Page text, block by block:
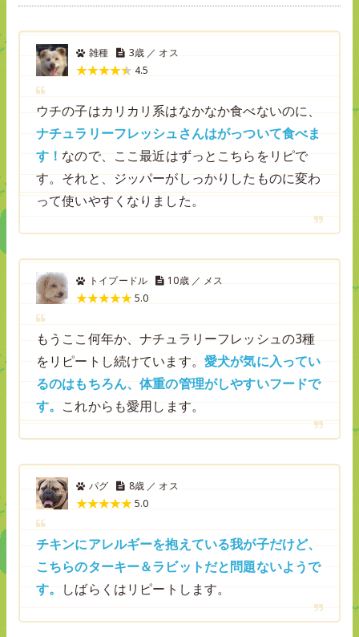
雑種
3歳 ／ オス
4.5
ウチの子はカリカリ系はなかなか食べないのに、
ナチュラリーフレッシュさんはがっついて食べま
す！ なので、ここ最近はずっとこちらをリピで
す。それと、ジッパーがしっかりしたものに変わ
って使いやすくなりました。
トイプードル
10歳 ／ メス
5.0
もうここ何年か、ナチュラリーフレッシュの3種
をリピートし続けています。 愛犬が気に入ってい
るのはもちろん、体重の管理がしやすいフードで
す。 これからも愛用します。
パグ
8歳 ／ オス
5.0
チキンにアレルギーを抱えている我が子だけど、
こちらのターキー＆ラビットだと問題ないようで
す。 しばらくはリピートします。